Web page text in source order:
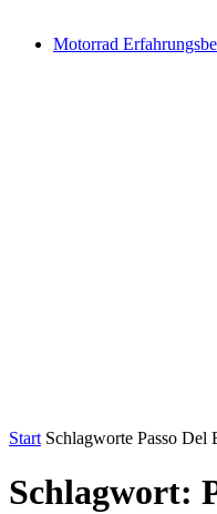
Motorrad
Start Schlagworte Passo Del
Schlagwort: